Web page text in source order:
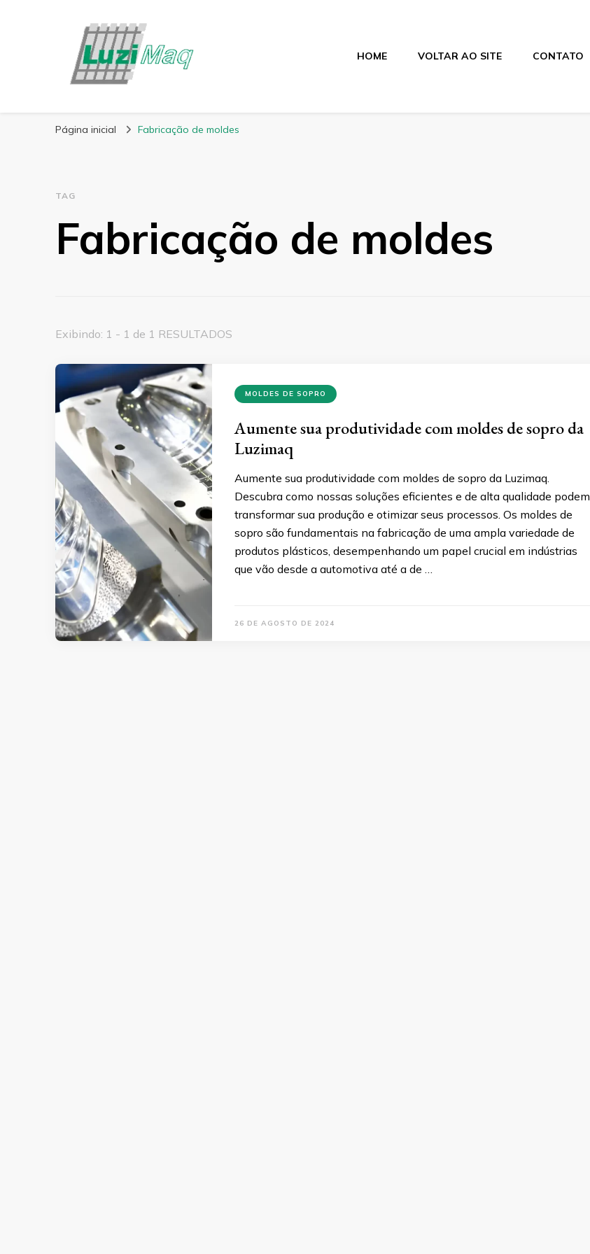
Blog Luzimaq
HOME VOLTAR AO SITE CONTATO
Página inicial Fabricação de moldes
TAG
Fabricação de moldes
Exibindo: 1 - 1 de 1 RESULTADOS
MOLDES DE SOPRO
Aumente sua produtividade com moldes de sopro da
Luzimaq
Aumente sua produtividade com moldes de sopro da Luzimaq.
Descubra como nossas soluções eficientes e de alta qualidade podem
transformar sua produção e otimizar seus processos. Os moldes de
sopro são fundamentais na fabricação de uma ampla variedade de
produtos plásticos, desempenhando um papel crucial em indústrias
que vão desde a automotiva até a de …
26 DE AGOSTO DE 2024